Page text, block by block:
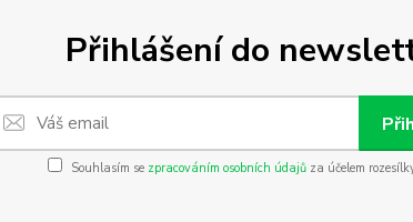
Přihlášení do
Souhlasím se zpracováním osobních údajů za účelem